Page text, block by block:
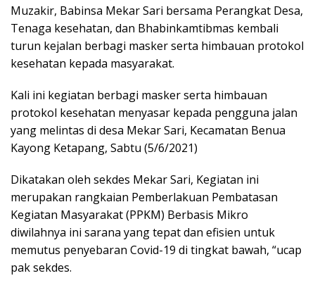
Muzakir, Babinsa Mekar Sari bersama Perangkat Desa,
Tenaga kesehatan, dan Bhabinkamtibmas kembali
turun kejalan berbagi masker serta himbauan protokol
kesehatan kepada masyarakat.
Kali ini kegiatan berbagi masker serta himbauan
protokol kesehatan menyasar kepada pengguna jalan
yang melintas di desa Mekar Sari, Kecamatan Benua
Kayong Ketapang, Sabtu (5/6/2021)
Dikatakan oleh sekdes Mekar Sari, Kegiatan ini
merupakan rangkaian Pemberlakuan Pembatasan
Kegiatan Masyarakat (PPKM) Berbasis Mikro
diwilahnya ini sarana yang tepat dan efisien untuk
memutus penyebaran Covid-19 di tingkat bawah, “ucap
pak sekdes.